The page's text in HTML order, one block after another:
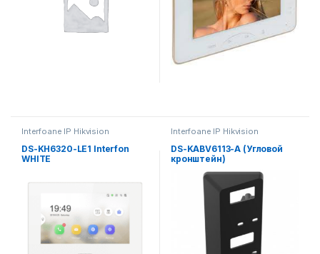
Interfoane IP Hikvision
DS-KH6320-LE1 Interfon
WHITE
Interfoane IP Hikvision
DS-KABV6113-A (Угловой
кронштейн)